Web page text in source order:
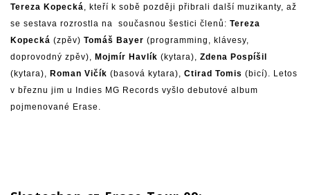
Tereza Kopecká, kteří k sobě později přibrali další muzikanty, až
se sestava rozrostla na současnou šestici členů: Tereza
Kopecká (zpěv) Tomáš Bayer (programming, klávesy,
doprovodný zpěv), Mojmír Havlík (kytara), Zdena Pospíšil
(kytara), Roman Vičík (basová kytara), Ctirad Tomis (bicí). Letos
v březnu jim u Indies MG Records vyšlo debutové album
pojmenované Erase.